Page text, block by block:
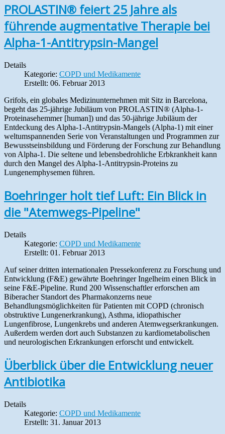
PROLASTIN® feiert 25 Jahre als
führende augmentative Therapie bei
Alpha-1-Antitrypsin-Mangel
Details
Kategorie: COPD und Medikamente
Erstellt: 06. Februar 2013
Grifols, ein globales Medizinunternehmen mit Sitz in Barcelona,
begeht das 25-jährige Jubiläum von PROLASTIN® (Alpha-1-
Proteinasehemmer [human]) und das 50-jährige Jubiläum der
Entdeckung des Alpha-1-Antitrypsin-Mangels (Alpha-1) mit einer
weltumspannenden Serie von Veranstaltungen und Programmen zur
Bewusstseinsbildung und Förderung der Forschung zur Behandlung
von Alpha-1. Die seltene und lebensbedrohliche Erbkrankheit kann
durch den Mangel des Alpha-1-Antitrypsin-Proteins zu
Lungenemphysemen führen.
Boehringer holt tief Luft: Ein Blick in
die "Atemwegs-Pipeline"
Details
Kategorie: COPD und Medikamente
Erstellt: 01. Februar 2013
Auf seiner dritten internationalen Pressekonferenz zu Forschung und
Entwicklung (F&E) gewährte Boehringer Ingelheim einen Blick in
seine F&E-Pipeline. Rund 200 Wissenschaftler erforschen am
Biberacher Standort des Pharmakonzerns neue
Behandlungsmöglichkeiten für Patienten mit COPD (chronisch
obstruktive Lungenerkrankung), Asthma, idiopathischer
Lungenfibrose, Lungenkrebs und anderen Atemwegserkrankungen.
Außerdem werden dort auch Substanzen zu kardiometabolischen
und neurologischen Erkrankungen erforscht und entwickelt.
Überblick über die Entwicklung neuer
Antibiotika
Details
Kategorie: COPD und Medikamente
Erstellt: 31. Januar 2013